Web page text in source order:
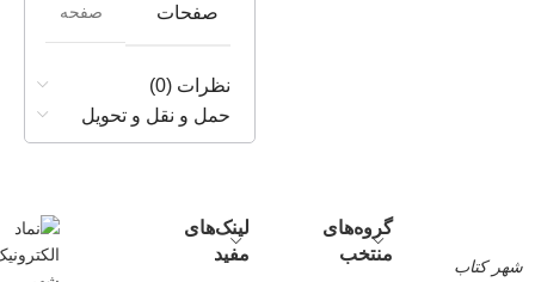
صفحات
صفحه
نظرات (0)
حمل و نقل و تحویل
شهر کتاب
گروه‌های
منتخب
لینک‌های
مفید